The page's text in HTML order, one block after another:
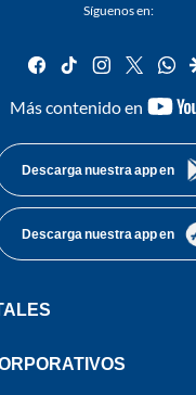
Síguenos en:
facebook
tiktok instagram
twitter
Más contenido en
Descarga nuestra app en
Descarga nuestra app en